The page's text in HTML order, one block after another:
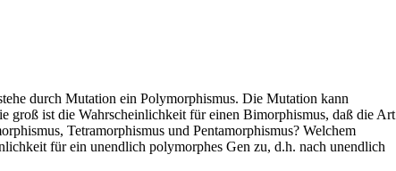
durch Mutation ein Polymorphismus. Die Mutation kann
groß ist die Wahrscheinlichkeit für einen Bimorphismus, daß die Art
Tetramorphismus und Pentamorphismus? Welchem
für ein unendlich polymorphes Gen zu, d.h. nach unendlich